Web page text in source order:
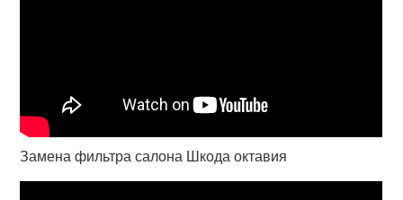
Замена фильтра салона Шкода октавия